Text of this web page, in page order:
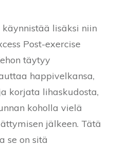
lisäksi niin
Post-exercise
täytyy
happivelkansa,
korjata lihaskudosta,
koholla vielä
jälkeen. Tätä
se on sitä